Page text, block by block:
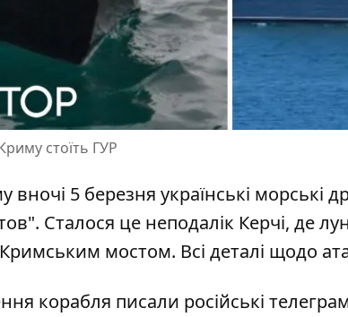
стоїть ГУР
5 березня українські морські
Сталося це неподалік Керчі, де
мостом. Всі деталі щодо
корабля писали російські